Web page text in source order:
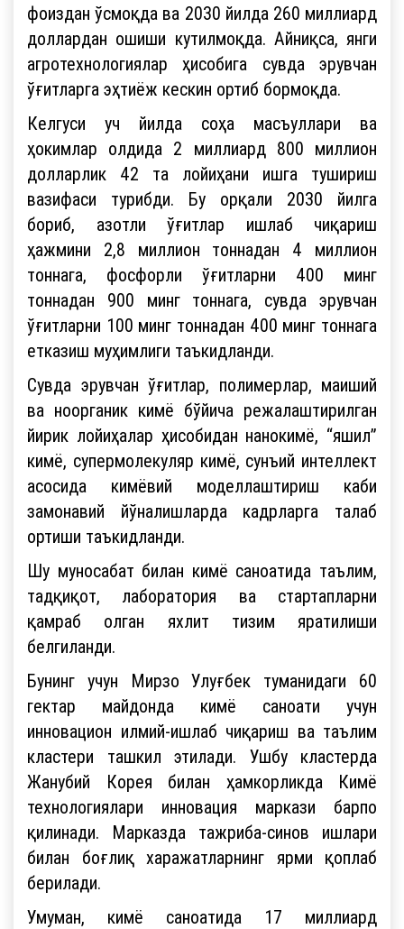
фоиздан ўсмоқда ва 2030 йилда 260 миллиард
доллардан ошиши кутилмоқда. Айниқса, янги
агротехнологиялар ҳисобига сувда эрувчан
ўғитларга эҳтиёж кескин ортиб бормоқда.
Келгуси уч йилда соҳа масъуллари ва
ҳокимлар олдида 2 миллиард 800 миллион
долларлик 42 та лойиҳани ишга тушириш
вазифаси турибди. Бу орқали 2030 йилга
бориб, азотли ўғитлар ишлаб чиқариш
ҳажмини 2,8 миллион тоннадан 4 миллион
тоннага, фосфорли ўғитларни 400 минг
тоннадан 900 минг тоннага, сувда эрувчан
ўғитларни 100 минг тоннадан 400 минг тоннага
етказиш муҳимлиги таъкидланди.
Сувда эрувчан ўғитлар, полимерлар, маиший
ва ноорганик кимё бўйича режалаштирилган
йирик лойиҳалар ҳисобидан нанокимё, “яшил”
кимё, супермолекуляр кимё, сунъий интеллект
асосида кимёвий моделлаштириш каби
замонавий йўналишларда кадрларга талаб
ортиши таъкидланди.
Шу муносабат билан кимё саноатида таълим,
тадқиқот, лаборатория ва стартапларни
қамраб олган яхлит тизим яратилиши
белгиланди.
Бунинг учун Мирзо Улуғбек туманидаги 60
гектар майдонда кимё саноати учун
инновацион илмий-ишлаб чиқариш ва таълим
кластери ташкил этилади. Ушбу кластерда
Жанубий Корея билан ҳамкорликда Кимё
технологиялари инновация маркази барпо
қилинади. Марказда тажриба-синов ишлари
билан боғлиқ харажатларнинг ярми қоплаб
берилади.
Умуман, кимё саноатида 17 миллиард